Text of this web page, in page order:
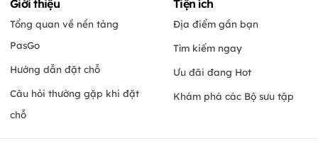
Giới thiệu
Tổng quan về nền tảng
PasGo
Hướng dẫn đặt chỗ
Câu hỏi thường gặp khi đặt
chỗ
Tiện ích
Địa điểm gần bạn
Tìm kiếm ngay
Ưu đãi đang Hot
Khám phá các Bộ sưu tập